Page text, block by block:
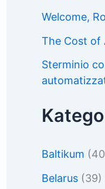
Welcome,
The Cost of
Sterminio
Baltikum
Belarus (39)